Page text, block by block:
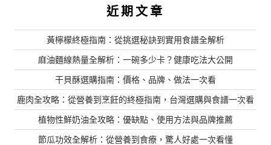
近期文章
黃檸檬終極指南：從挑選秘訣到實用食譜全解析
麻油麵線熱量全解析：一碗多少卡？健康吃法大公開
干貝酥選購指南：價格、品牌、做法一次看
鹿肉全攻略：從營養到烹飪的終極指南，台灣選購與食譜一次看
植物性鮮奶油全攻略：優缺點、使用方法與品牌推薦
節瓜功效全解析：從營養到食療，驚人好處一次看懂